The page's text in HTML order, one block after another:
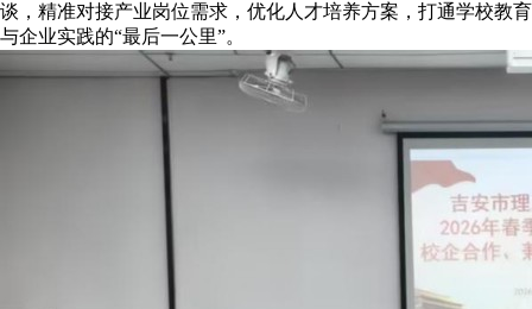
谈，精准对接产业岗位需求，优化人才培养方案，打通学校教育
与企业实践的“最后一公里”。